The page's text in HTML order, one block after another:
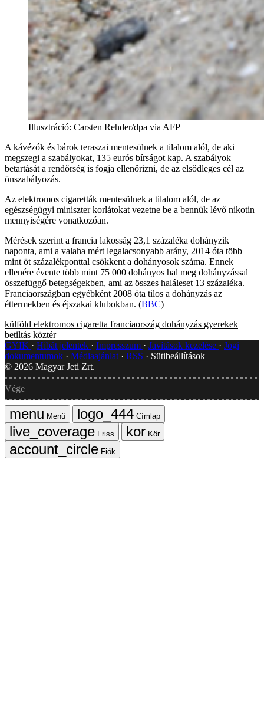
Illusztráció: Carsten Rehder/dpa via AFP
A kávézók és bárok teraszai mentesülnek a tilalom alól, de aki
megszegi a szabályokat, 135 eurós bírságot kap. A szabályok
betartását a rendőrség is fogja ellenőrizni, de az elsődleges cél az
önszabályozás.
Az elektromos cigaretták mentesülnek a tilalom alól, de az
egészségügyi miniszter korlátokat vezetne be a bennük lévő nikotin
mennyiségére vonatkozóan.
Mérések szerint a francia lakosság 23,1 százaléka dohányzik
naponta, ami a valaha mért legalacsonyabb arány, 2014 óta több
mint öt százalékponttal csökkent a dohányosok száma. Ennek
ellenére évente több mint 75 000 dohányos hal meg dohányzással
összefüggő betegségekben, ami az összes haláleset 13 százaléka.
Franciaországban egyébként 2008 óta tilos a dohányzás az
éttermekben és éjszakai klubokban. (BBC)
külföld elektromos cigaretta franciaország dohányzás gyerekek
betiltás köztér
GYIK
Hibát jelentek Impresszum Javítások kezelése
Jogi
dokumentumok
Médiaajánlat RSS
Sütibeállítások
© 2026 Magyar Jeti Zrt.
Vége
Menü
Címlap
Friss
Kör
Fiók